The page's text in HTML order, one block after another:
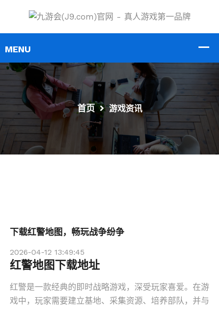
首页 游戏资讯
下载红警地图，畅玩战争纷争
2026-04-12 13:49:45
红警地图下载地址
红警是一款经典的即时战略游戏，深受玩家喜爱。在游
戏中，玩家需要建立基地、采集资源、培养部队，并与